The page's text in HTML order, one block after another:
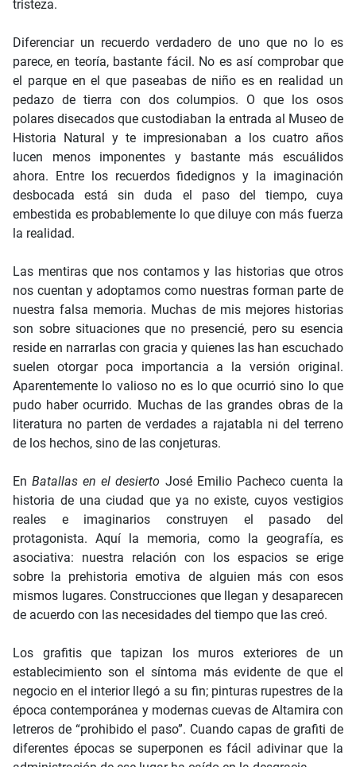
tristeza.
Diferenciar un recuerdo verdadero de uno que no lo es
parece, en teoría, bastante fácil. No es así comprobar que
el parque en el que paseabas de niño es en realidad un
pedazo de tierra con dos columpios. O que los osos
polares disecados que custodiaban la entrada al Museo de
Historia Natural y te impresionaban a los cuatro años
lucen menos imponentes y bastante más escuálidos
ahora. Entre los recuerdos fidedignos y la imaginación
desbocada está sin duda el paso del tiempo, cuya
embestida es probablemente lo que diluye con más fuerza
la realidad.
Las mentiras que nos contamos y las historias que otros
nos cuentan y adoptamos como nuestras forman parte de
nuestra falsa memoria. Muchas de mis mejores historias
son sobre situaciones que no presencié, pero su esencia
reside en narrarlas con gracia y quienes las han escuchado
suelen otorgar poca importancia a la versión original.
Aparentemente lo valioso no es lo que ocurrió sino lo que
pudo haber ocurrido. Muchas de las grandes obras de la
literatura no parten de verdades a rajatabla ni del terreno
de los hechos, sino de las conjeturas.
EnBatallas en el desierto José Emilio Pacheco cuenta la
historia de una ciudad que ya no existe, cuyos vestigios
reales e imaginarios construyen el pasado del
protagonista. Aquí la memoria, como la geografía, es
asociativa: nuestra relación con los espacios se erige
sobre la prehistoria emotiva de alguien más con esos
mismos lugares. Construcciones que llegan y desaparecen
de acuerdo con las necesidades del tiempo que las creó.
Los grafitis que tapizan los muros exteriores de un
establecimiento son el síntoma más evidente de que el
negocio en el interior llegó a su fin; pinturas rupestres de la
época contemporánea y modernas cuevas de Altamira con
letreros de “prohibido el paso”. Cuando capas de grafiti de
diferentes épocas se superponen es fácil adivinar que la